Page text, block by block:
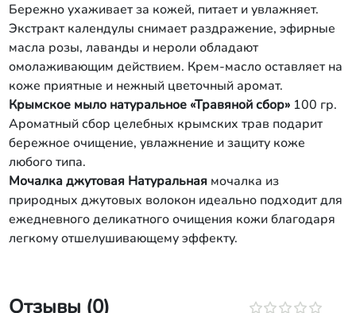
Бережно ухаживает за кожей, питает и увлажняет.
Экстракт календулы снимает раздражение, эфирные
масла розы, лаванды и нероли обладают
омолаживающим действием. Крем-масло оставляет на
коже приятные и нежный цветочный аромат.
Крымское мыло натуральное «Травяной сбор»100 гр.
Ароматный сбор целебных крымских трав подарит
бережное очищение, увлажнение и защиту коже
любого типа.
Мочалка джутовая Натуральнаямочалка из
природных джутовых волокон идеально подходит для
ежедневного деликатного очищения кожи благодаря
легкому отшелушивающему эффекту.
Отзывы (0)